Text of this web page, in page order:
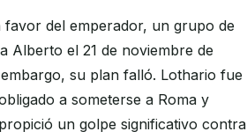
del emperador, un grupo de
Alberto el 21 de noviembre de
su plan falló. Lothario fue
a someterse a Roma y
un golpe significativo contra